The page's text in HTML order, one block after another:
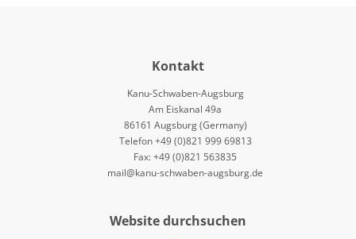
Kontakt
Kanu-Schwaben-Augsburg
Am Eiskanal 49a
86161 Augsburg (Germany)
Telefon +49 (0)821 999 69813
Fax: +49 (0)821 563835
mail@kanu-schwaben-augsburg.de
Website durchsuchen